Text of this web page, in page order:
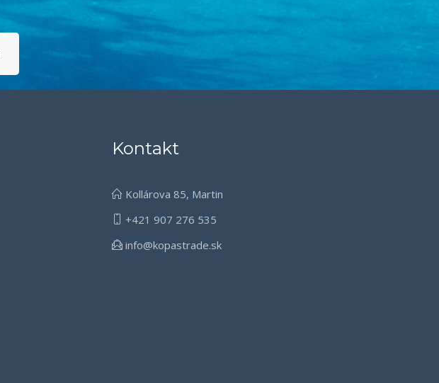
Kontakt
Kollárova 85, Martin
+421 907 276 535
info@kopastrade.sk